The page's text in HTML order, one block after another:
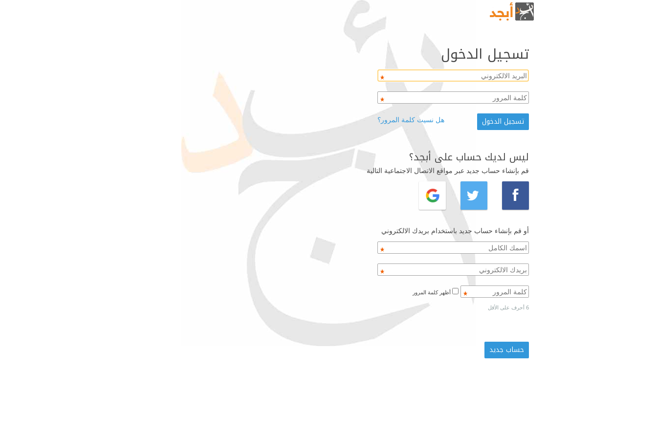
تسجيل الدخول
هل نسيت كلمة المرور؟
ليس لديك حساب على أبجد؟
قم بإنشاء حساب جديد عبر مواقع الاتصال الاجتماعية التالية
أو قم بإنشاء حساب جديد باستخدام بريدك الالكتروني
6 أحرف على الأقل